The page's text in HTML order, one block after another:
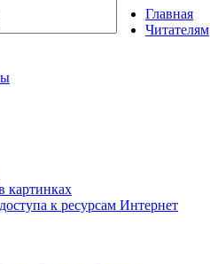
Главная
Читателям
картинках
к ресурсам Интернет